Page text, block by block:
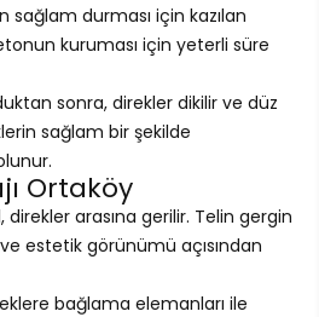
sağlam durması için kazılan
kuruması için yeterli süre
sonra, direkler dikilir ve düz
sağlam bir şekilde
Ortaköy
arasına gerilir. Telin gergin
ve estetik görünümü açısından
bağlama elemanları ile